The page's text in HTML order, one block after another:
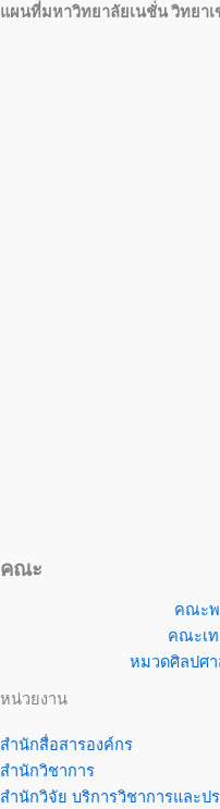
แผนที่มหาวิทยาลัยเนชั่น วิทยาเ
คณะ
คณะพ
คณะเ
หมวดศิลปศ
หน่วยงาน
สำนักสื่อสารองค์กร
สำนักวิชาการ
สำนักวิจัย บริการวิชาการและ